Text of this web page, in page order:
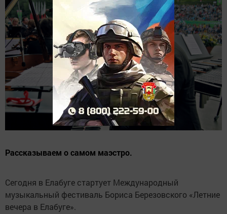
Рассказываем о самом маэстро.
Сегодня в Елабуге стартует Международный
музыкальный фестиваль Бориса Березовского «Летние
вечера в Елабуге».